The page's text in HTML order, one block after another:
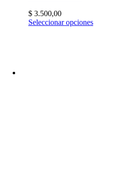
$3.500,00
Seleccionar opciones